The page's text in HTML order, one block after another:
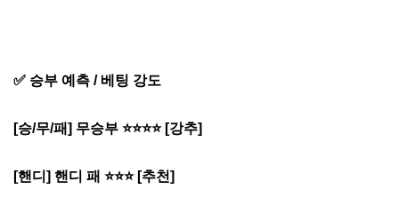
✅ 승부 예측 / 베팅 강도
[승/무/패] 무승부 ⭐⭐⭐⭐ [강추]
[핸디] 핸디 패 ⭐⭐⭐ [추천]